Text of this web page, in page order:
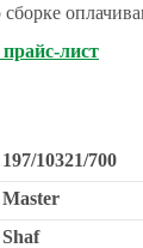
лист
197/10321/700
Master
Shaf